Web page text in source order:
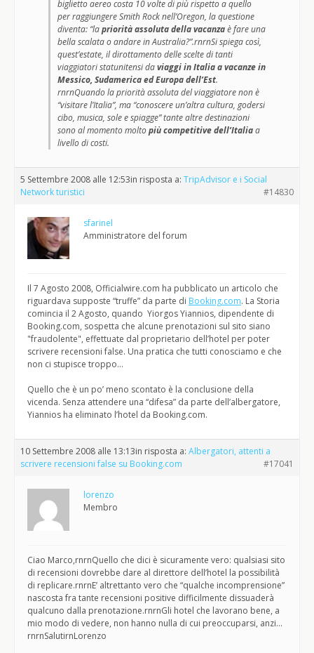
biglietto aereo costa 10 volte di più rispetto a quello
per raggiungere Smith Rock nell’Oregon, la questione
diventa: “lapriorità assoluta della vacanzaè fare una
bella scalata o andare in Australia?”.rnrnSi spiega così,
quest’estate, il dirottamento delle scelte di tanti
viaggiatori statunitensi daviaggi in Italia a vacanze in
Messico, Sudamerica ed Europa dell’Est.
rnrnQuando la priorità assoluta del viaggiatore non è
“visitare l’Italia”, ma “conoscere un’altra cultura, godersi
cibo, musica, sole e spiagge” tante altre destinazioni
sono al momento moltopiù competitive dell’Italiaa
livello di costi.
5 Settembre 2008 alle 12:53in risposta a: TripAdvisor e i Social
Network turistici
#14830
sfarinel
Amministratore del forum
Il 7 Agosto 2008, Officialwire.com ha pubblicato un articolo che
riguardava supposte “truffe” da parte di Booking.com. La Storia
comincia il 2 Agosto, quando Yiorgos Yiannios, dipendente di
Booking.com, sospetta che alcune prenotazioni sul sito siano
"fraudolente", effettuate dal proprietario dell’hotel per poter
scrivere recensioni false. Una pratica che tutti conosciamo e che
non ci stupisce troppo…
Quello che è un po’ meno scontato è la conclusione della
vicenda. Senza attendere una “difesa” da parte dell’albergatore,
Yiannios ha eliminato l’hotel da Booking.com.
10 Settembre 2008 alle 13:13in risposta a: Albergatori, attenti a
scrivere recensioni false su Booking.com
#17041
lorenzo
Membro
Ciao Marco,rnrnQuello che dici è sicuramente vero: qualsiasi sito
di recensioni dovrebbe dare al direttore dell’hotel la possibilità
di replicare.rnrnE’ altrettanto vero che “qualche incomprensione”
nascosta fra tante recensioni positive difficilmente dissuaderà
qualcuno dalla prenotazione.rnrnGli hotel che lavorano bene, a
mio modo di vedere, non hanno nulla di cui preoccuparsi, anzi…
rnrnSalutirnLorenzo